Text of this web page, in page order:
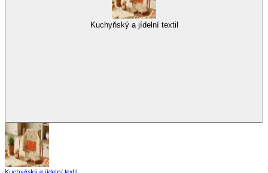
Kuchyňský a jídelní textil